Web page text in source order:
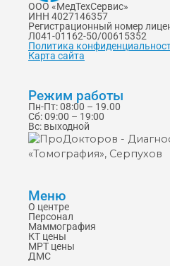
ООО «МедТехСервис»
ИНН 4027146357
Регистрационный номер
Л041-01162-50/00615352
Политика
Карта сайта
Режим работы
Пн-Пт: 08:00 – 19.00
Сб: 09:00 – 19:00
Вс: выходной
Меню
О центре
Персонал
Маммография
КТ цены
МРТ цены
ДМС